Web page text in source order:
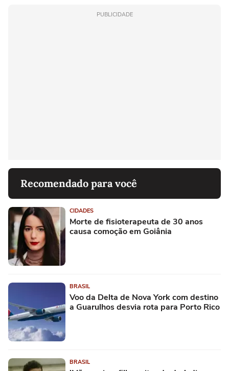
PUBLICIDADE
Recomendado para você
CIDADES
Morte de fisioterapeuta de 30 anos
causa comoção em Goiânia
BRASIL
Voo da Delta de Nova York com destino
a Guarulhos desvia rota para Porto Rico
BRASIL